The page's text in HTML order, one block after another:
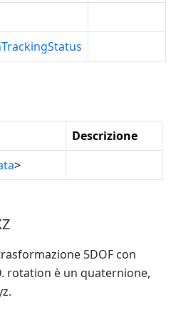
Descrizione
>
5DOF con
rotation è un quaternione,